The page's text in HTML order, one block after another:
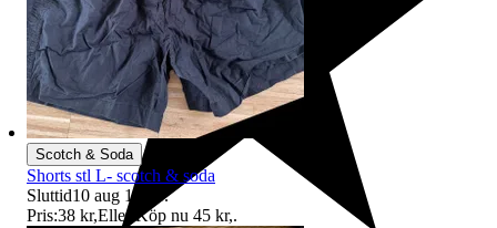
Scotch & Soda
Shorts stl L- scotch & soda
Sluttid10 aug 18:28.
Pris:38 kr,Eller Köp nu 45 kr,.